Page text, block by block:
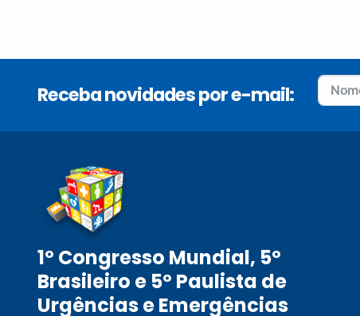
Receba novidades por e-mail:
1º Congresso Mundial, 5º
Brasileiro e 5º Paulista de
Urgências e Emergências